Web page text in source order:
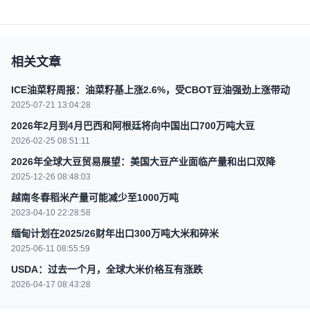
相关文章
ICE油菜籽周报：油菜籽基上涨2.6%，受CBOT豆油强劲上涨带动
2025-07-21 13:04:28
2026年2月到4月巴西和阿根廷将向中国出口700万吨大豆
2026-02-25 08:51:11
2026年全球大豆贸易展望：美国大豆产业面临产量和出口双降
2025-12-26 08:48:03
越南冬春稻米产量可能减少至1000万吨
2023-04-10 22:28:58
缅甸计划在2025/26财年出口300万吨大米和碎米
2025-06-11 08:55:59
USDA：过去一个月，全球大米价格互有涨跌
2026-04-17 08:43:28